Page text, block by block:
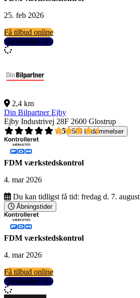
25. feb 2026
Få tilbud online
Se detaljer
2,4 km
Din Bilpartner Ejby
Ejby Industrivej 28F 2600 Glostrup
4,5
503 bedømmelser
FDM værkstedskontrol
4. mar 2026
Du kan tidligst få tid: fredag d. 7. august
Åbningstider
FDM værkstedskontrol
4. mar 2026
Få tilbud online
Se detaljer